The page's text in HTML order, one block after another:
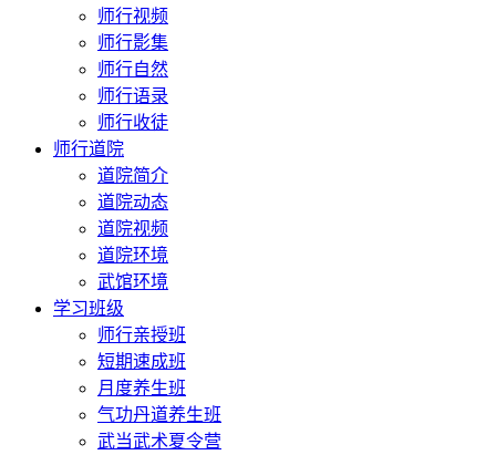
师行视频
师行影集
师行自然
师行语录
师行收徒
师行道院
道院简介
道院动态
道院视频
道院环境
武馆环境
学习班级
师行亲授班
短期速成班
月度养生班
气功丹道养生班
武当武术夏令营